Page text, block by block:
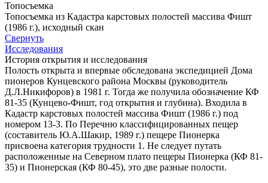
Топосъемка
Топосъемка из Кадастра карстовых полостей массива Фишт
(1986 г.), исходный скан
Свернуть
Исследования
История открытия и исследования
Полость открыта и впервые обследована экспедицией Дома
пионеров Кунцевского района Москвы (руководитель
Д.Л.Никифоров) в 1981 г. Тогда же получила обозначение КФ
81-35 (Кунцево-Фишт, год открытия и глубина). Входила в
Кадастр карстовых полостей массива Фишт (1986 г.) под
номером 13-3. По Перечню классифицированных пещер
(составитель Ю.А.Шакир, 1989 г.) пещере Пионерка
присвоена категория трудности 1. Не следует путать
расположенные на Северном плато пещеры Пионерка (КФ 81-
35) и Пионерская (КФ 80-45), это две разные полости.